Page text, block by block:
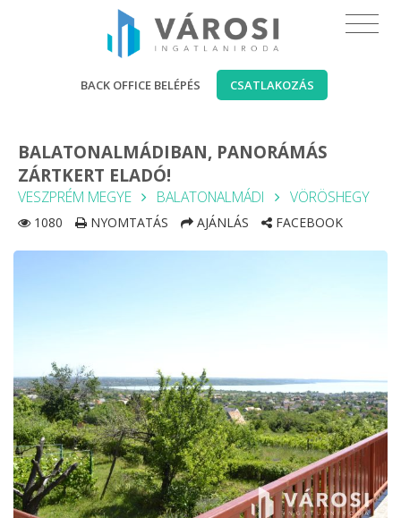
BACK OFFICE BELÉPÉS CSATLAKOZÁS
BALATONALMÁDIBAN, PANORÁMÁS
ZÁRTKERT ELADÓ!
VESZPRÉM MEGYE BALATONALMÁDI VÖRÖSHEGY
1080 NYOMTATÁS AJÁNLÁS FACEBOOK